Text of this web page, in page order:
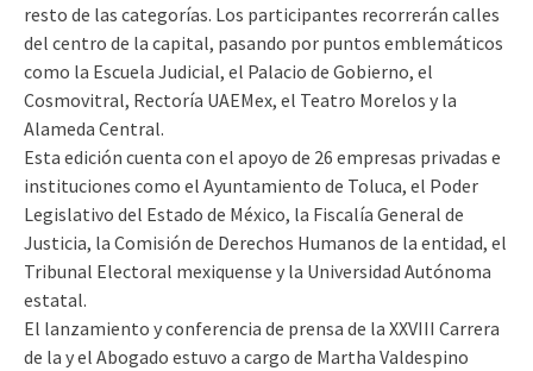
resto de las categorías. Los participantes recorrerán calles
del centro de la capital, pasando por puntos emblemáticos
como la Escuela Judicial, el Palacio de Gobierno, el
Cosmovitral, Rectoría UAEMex, el Teatro Morelos y la
Alameda Central.
Esta edición cuenta con el apoyo de 26 empresas privadas e
instituciones como el Ayuntamiento de Toluca, el Poder
Legislativo del Estado de México, la Fiscalía General de
Justicia, la Comisión de Derechos Humanos de la entidad, el
Tribunal Electoral mexiquense y la Universidad Autónoma
estatal.
El lanzamiento y conferencia de prensa de la XXVIII Carrera
de la y el Abogado estuvo a cargo de Martha Valdespino